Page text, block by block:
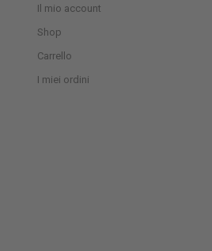
Il mio account
Shop
Carrello
I miei ordini